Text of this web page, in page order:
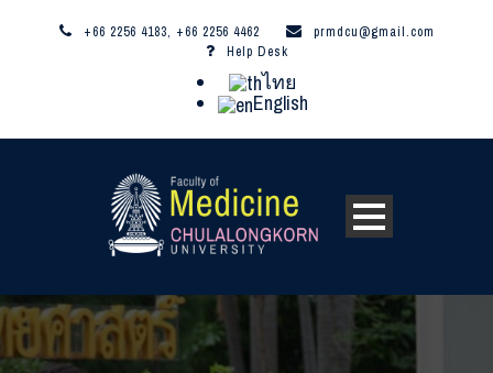
+66 2256 4183, +66 2256 4462
prmdcu@gmail.com
Help Desk
ไทย
English